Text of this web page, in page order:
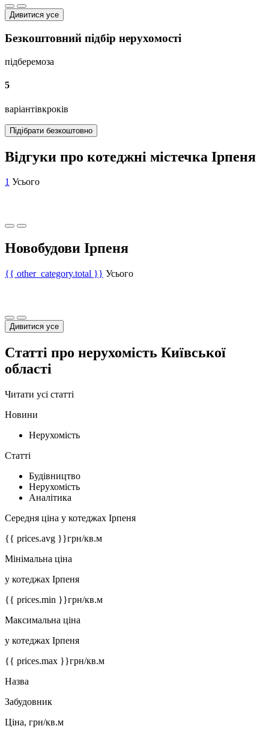
Дивитися усе
Безкоштовний підбір нерухомості
підберемоза
5
варіантівкроків
Підібрати безкоштовно
Відгуки про котеджні містечка Ірпеня
1 Усього
Новобудови Ірпеня
{{ other_category.total }} Усього
Дивитися усе
Статті про нерухомість Київської
області
Читати усі статті
Новини
Нерухомість
Статті
Будівництво
Нерухомість
Аналітика
Середня ціна у котеджах Ірпеня
{{ prices.avg }}грн/кв.м
Мінімальна ціна
у котеджах Ірпеня
{{ prices.min }}грн/кв.м
Максимальна ціна
у котеджах Ірпеня
{{ prices.max }}грн/кв.м
Назва
Забудовник
Ціна, грн/кв.м